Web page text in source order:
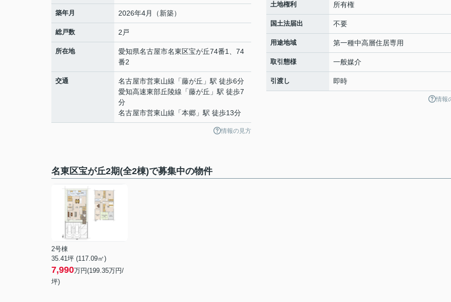
築年月 2026年4月（新築）
総戸数 2戸
所在地 愛知県名古屋市名東区宝が丘74番1、74
番2
交通 名古屋市営東山線 「藤が丘 」駅 徒歩6分
愛知高速東部丘陵線 「藤が丘 」駅 徒歩7
分
名古屋市営東山線 「本郷 」駅 徒歩13分
情報の見方
土地権利 所有権
国土法届出 不要
用途地域 第一種中高層住居専用
取引態様 一般媒介
引渡し 即時
情報
名東区宝が丘2期(全2棟)で募集中の物件
2号棟
35.41坪 (117.09㎡)
7,990万円(199.35万円/
坪)